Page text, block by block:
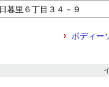
暮里６丁目３４－９
ボディー